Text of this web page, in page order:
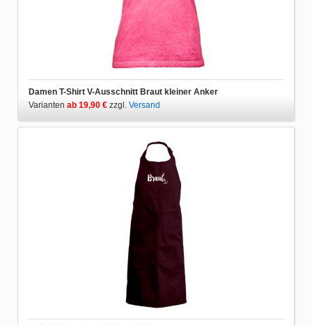
Damen T-Shirt V-Ausschnitt Braut kleiner Anker
Varianten ab 19,90 € zzgl. Versand